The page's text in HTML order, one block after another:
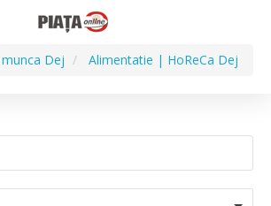
Dej Alimentatie | HoReCa Dej